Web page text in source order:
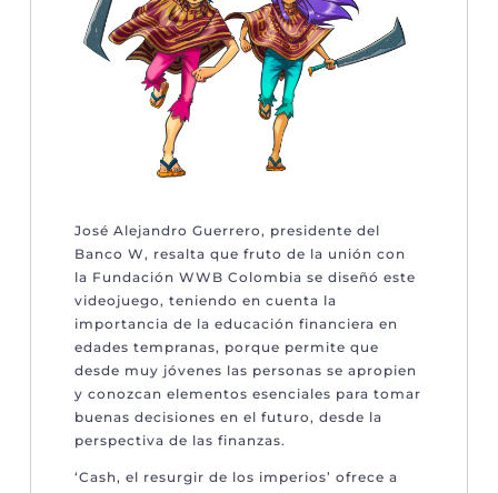
José Alejandro Guerrero, presidente del
Banco W, resalta que fruto de la unión con
la Fundación WWB Colombia se diseñó este
videojuego, teniendo en cuenta la
importancia de la educación financiera en
edades tempranas, porque permite que
desde muy jóvenes las personas se apropien
y conozcan elementos esenciales para tomar
buenas decisiones en el futuro, desde la
perspectiva de las finanzas.
‘Cash, el resurgir de los imperios’ ofrece a